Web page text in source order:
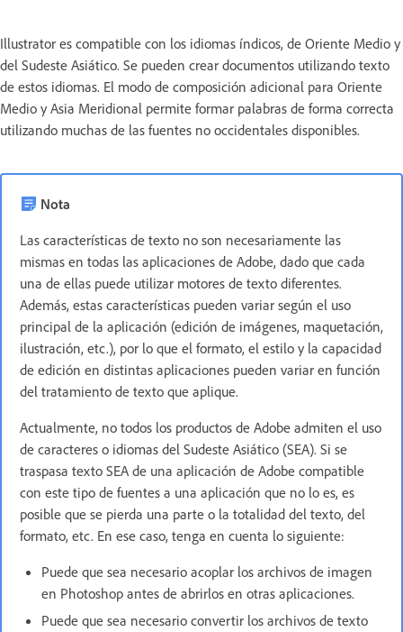
Illustrator es compatible con los idiomas índicos, de Oriente Medio y
del Sudeste Asiático. Se pueden crear documentos utilizando texto
de estos idiomas. El modo de composición adicional para Oriente
Medio y Asia Meridional permite formar palabras de forma correcta
utilizando muchas de las fuentes no occidentales disponibles.
Nota
Las características de texto no son necesariamente las
mismas en todas las aplicaciones de Adobe, dado que cada
una de ellas puede utilizar motores de texto diferentes.
Además, estas características pueden variar según el uso
principal de la aplicación (edición de imágenes, maquetación,
ilustración, etc.), por lo que el formato, el estilo y la capacidad
de edición en distintas aplicaciones pueden variar en función
del tratamiento de texto que aplique.
Actualmente, no todos los productos de Adobe admiten el uso
de caracteres o idiomas del Sudeste Asiático (SEA). Si se
traspasa texto SEA de una aplicación de Adobe compatible
con este tipo de fuentes a una aplicación que no lo es, es
posible que se pierda una parte o la totalidad del texto, del
formato, etc. En ese caso, tenga en cuenta lo siguiente:
Puede que sea necesario acoplar los archivos de imagen
en Photoshop antes de abrirlos en otras aplicaciones.
Puede que sea necesario convertir los archivos de texto